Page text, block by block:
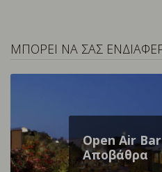
ΜΠΟΡΕΙ ΝΑ ΣΑΣ
Open Air
Αποβάθρα